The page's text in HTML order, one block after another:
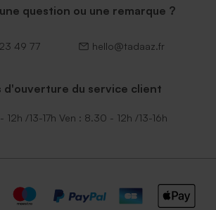
question ou une remarque ?
49 77 hello@tadaaz.fr
d'ouverture du service client
/13-17h Ven : 8.30 - 12h /13-16h